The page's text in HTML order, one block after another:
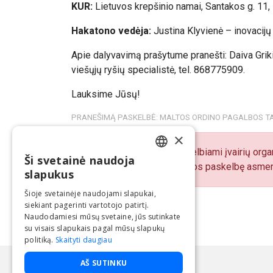
KUR: Lietuvos krepšinio namai, Santakos g. 11,
Hakatono vedėja: Justina Klyvienė –
Apie dalyvavimą prašytume pranešti: Daiva
viešųjų ryšių specialistė, tel. 868775909.
Lauksime Jūsų!
PRANEŠIMĄ PASKELBĖ: MALTOS ORDINO PAGALBOS
„BNS Spaudos centre“ skelbiami įvairių
pranešimų turinį atsako juos paskelbę
×
Ši svetainė naudoja
slapukus
Šioje svetainėje naudojami slapukai,
siekiant pagerinti vartotojo patirtį.
Naudodamiesi mūsų svetaine, jūs sutinkate
su visais slapukais pagal mūsų slapukų
politiką. Skaityti daugiau
AŠ SUTINKU